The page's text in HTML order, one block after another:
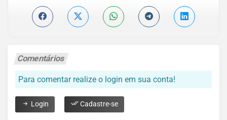
Comentários
Para comentar realize o login em sua conta!
Login Cadastre-se